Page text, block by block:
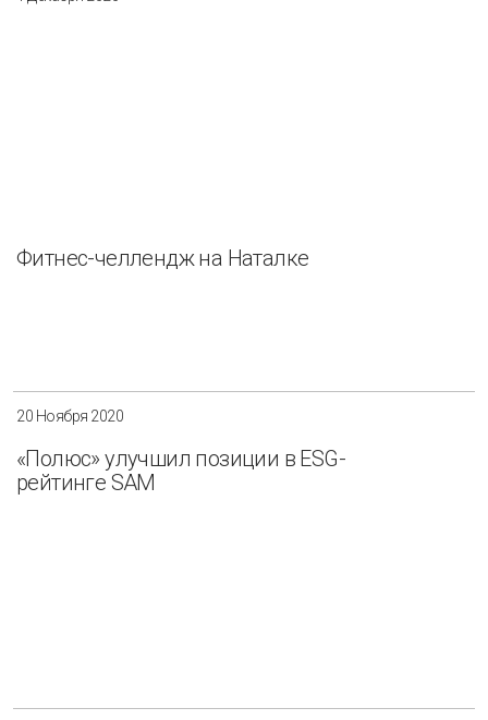
Фитнес-челлендж на Наталке
20 Ноября 2020
«Полюс» улучшил позиции в ESG-
рейтинге SAM